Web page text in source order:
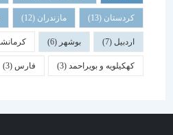
کردستان(13) مازندران(12)
بوشهر کرمانشاه(5)
کهکیلویه و بویراحمد(3) فارس